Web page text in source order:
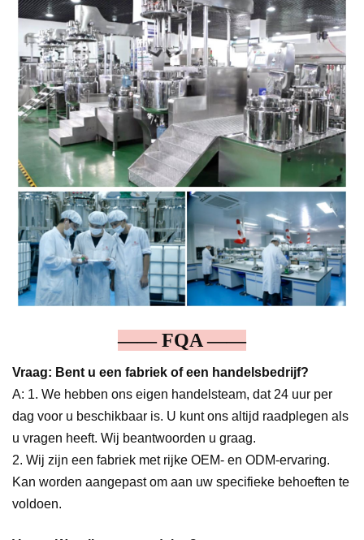
—— FQA ——
Vraag: Bent u een fabriek of een handelsbedrijf?
A: 1. We hebben ons eigen handelsteam, dat 24 uur per
dag voor u beschikbaar is. U kunt ons altijd raadplegen als
u vragen heeft. Wij beantwoorden u graag.
2. Wij zijn een fabriek met rijke OEM- en ODM-ervaring.
Kan worden aangepast om aan uw specifieke behoeften te
voldoen.